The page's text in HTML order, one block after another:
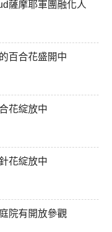
薩摩耶軍團融化人
百合花盛開中
花綻放中
花綻放中
院有開放參觀